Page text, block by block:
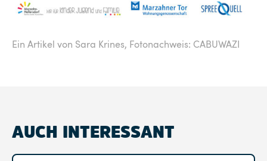
Ein Artikel von Sara Krines, Fotonachweis: CABUWAZI
AUCH INTERESSANT